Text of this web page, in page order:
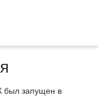
был запущен в